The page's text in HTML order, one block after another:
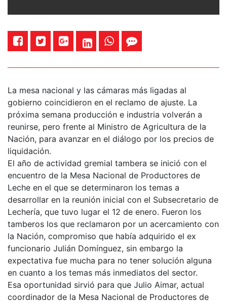
La mesa nacional y las cámaras más ligadas al
gobierno coincidieron en el reclamo de ajuste. La
próxima semana producción e industria volverán a
reunirse, pero frente al Ministro de Agricultura de la
Nación, para avanzar en el diálogo por los precios de
liquidación.
El año de actividad gremial tambera se inició con el
encuentro de la Mesa Nacional de Productores de
Leche en el que se determinaron los temas a
desarrollar en la reunión inicial con el Subsecretario de
Lechería, que tuvo lugar el 12 de enero. Fueron los
tamberos los que reclamaron por un acercamiento con
la Nación, compromiso que había adquirido el ex
funcionario Julián Domínguez, sin embargo la
expectativa fue mucha para no tener solución alguna
en cuanto a los temas más inmediatos del sector.
Esa oportunidad sirvió para que Julio Aimar, actual
coordinador de la Mesa Nacional de Productores de